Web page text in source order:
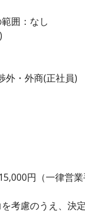
囲：なし
外・外商(正社員)
円（一律営
考慮のうえ、決定